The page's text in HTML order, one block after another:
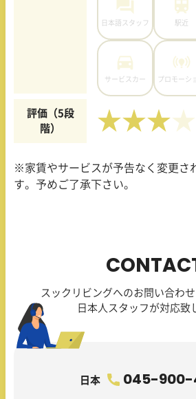
日本語スタッフ 駅近
サービスカー プロモーシ
評価（5段
階）
★★★
※家賃やサービスが予告なく変更さ
す。予めご了承下さい。
スックリビングへのお問い合わせ
日本人スタッフが対応致
日本 045-900-